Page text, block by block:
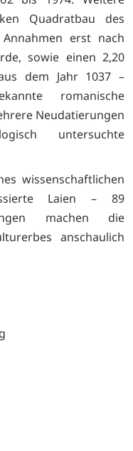
Quadratbau des
erst nach
sowie einen 2,20
dem Jahr 1037 –
romanische
Neudatierungen
untersuchte
wissenschaftlichen
Laien – 89
machen die
anschaulich